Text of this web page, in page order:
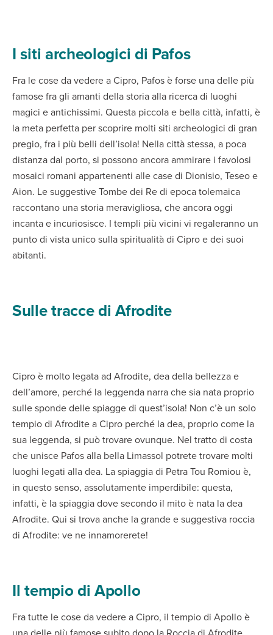
I siti archeologici di Pafos
Fra le cose da vedere a Cipro, Pafos è forse una delle più
famose fra gli amanti della storia alla ricerca di luoghi
magici e antichissimi. Questa piccola e bella città, infatti, è
la meta perfetta per scoprire molti siti archeologici di gran
pregio, fra i più belli dell’isola! Nella città stessa, a poca
distanza dal porto, si possono ancora ammirare i favolosi
mosaici romani appartenenti alle case di Dionisio, Teseo e
Aion. Le suggestive Tombe dei Re di epoca tolemaica
raccontano una storia meravigliosa, che ancora oggi
incanta e incuriosisce. I templi più vicini vi regaleranno un
punto di vista unico sulla spiritualità di Cipro e dei suoi
abitanti.
Sulle tracce di Afrodite
Cipro è molto legata ad Afrodite, dea della bellezza e
dell’amore, perché la leggenda narra che sia nata proprio
sulle sponde delle spiagge di quest’isola! Non c’è un solo
tempio di Afrodite a Cipro perché la dea, proprio come la
sua leggenda, si può trovare ovunque. Nel tratto di costa
che unisce Pafos alla bella Limassol potrete trovare molti
luoghi legati alla dea. La spiaggia di Petra Tou Romiou è,
in questo senso, assolutamente imperdibile: questa,
infatti, è la spiaggia dove secondo il mito è nata la dea
Afrodite. Qui si trova anche la grande e suggestiva roccia
di Afrodite: ve ne innamorerete!
Il tempio di Apollo
Fra tutte le cose da vedere a Cipro, il tempio di Apollo è